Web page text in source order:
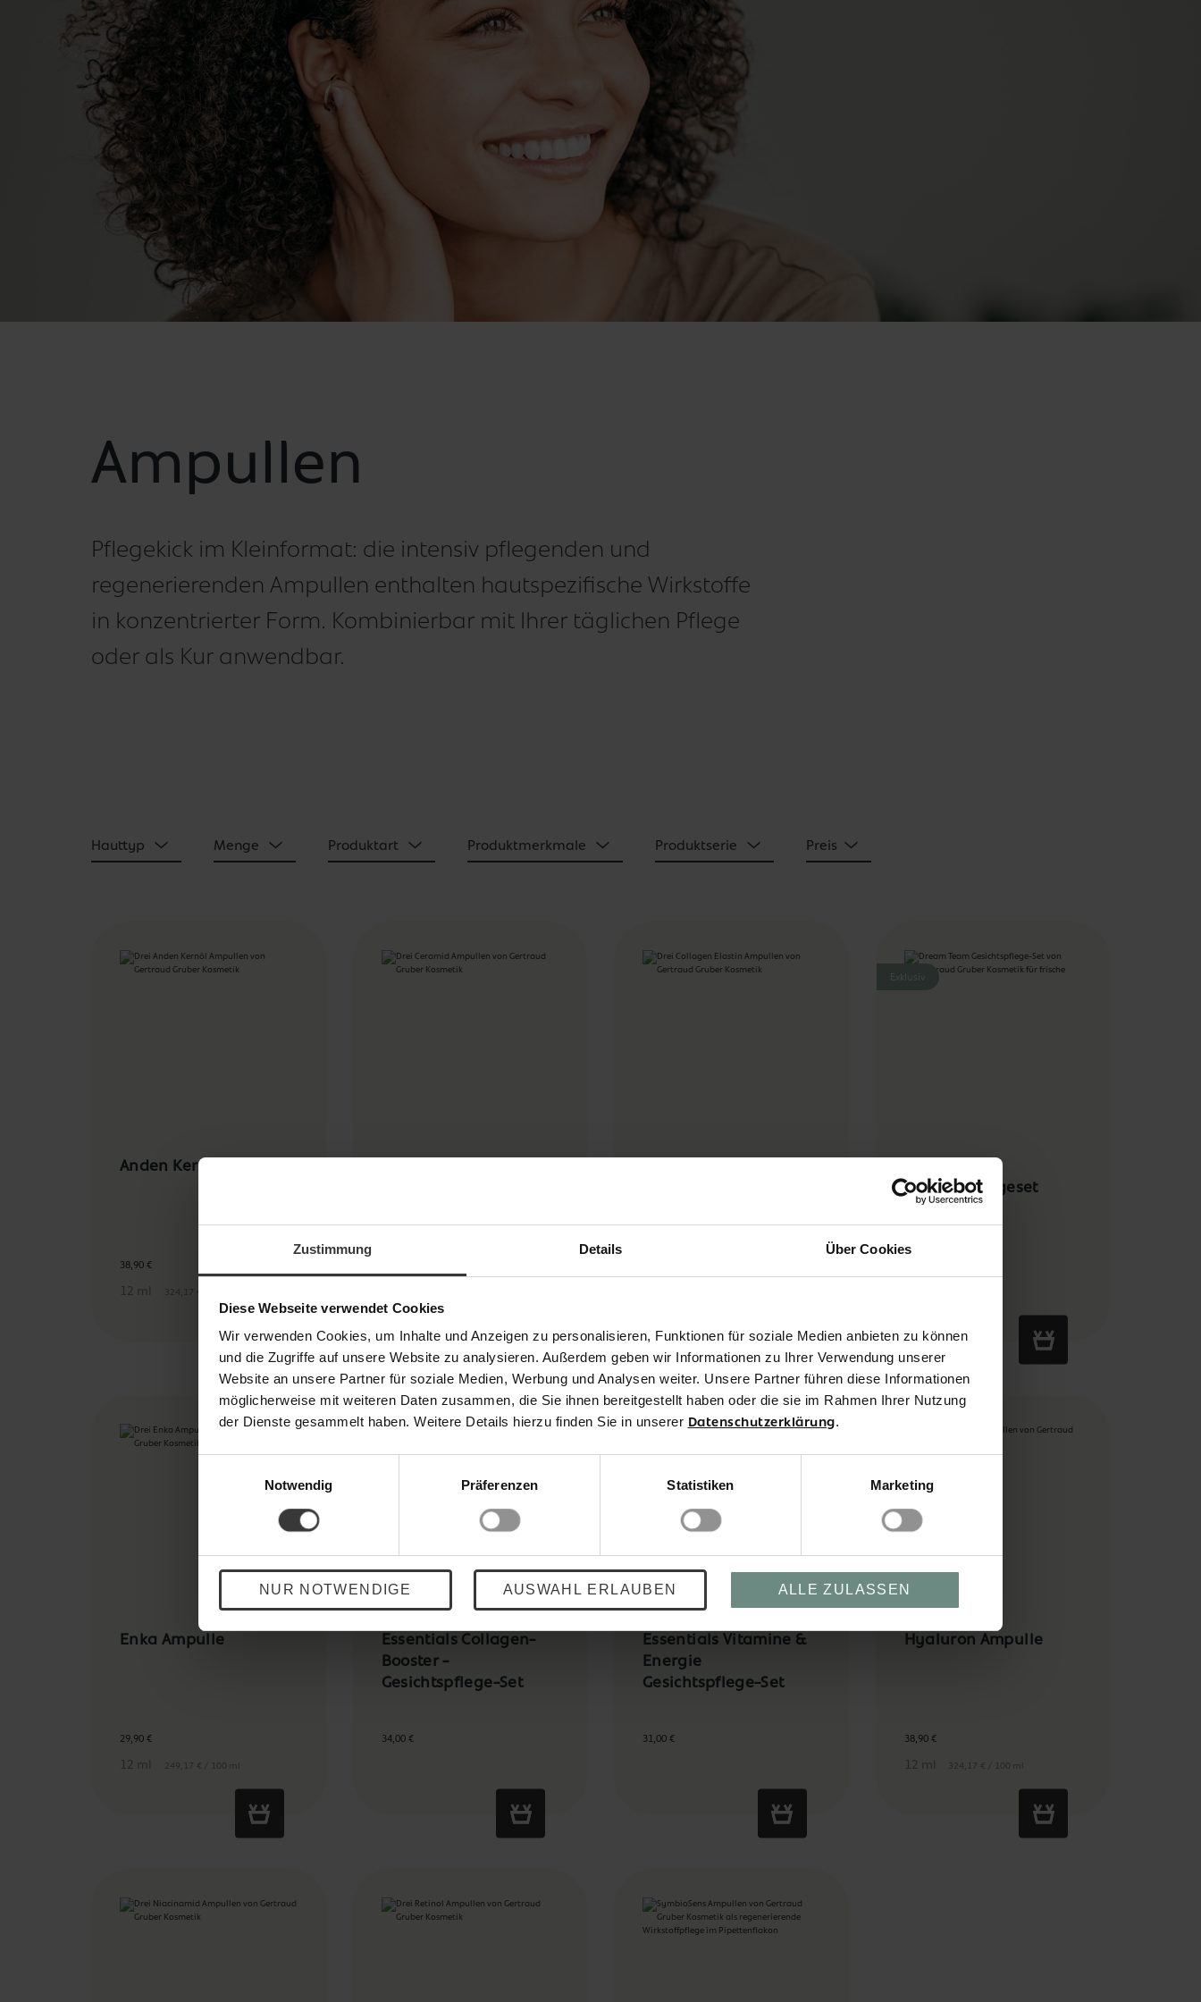
Zustimmung Details Über Cookies
Diese Webseite verwendet Cookies
Wir verwenden Cookies, um Inhalte und Anzeigen zu personalisieren, Funktionen für soziale Medien anbieten zu können
und die Zugriffe auf unsere Website zu analysieren. Außerdem geben wir Informationen zu Ihrer Verwendung unserer
Website an unsere Partner für soziale Medien, Werbung und Analysen weiter. Unsere Partner führen diese Informationen
möglicherweise mit weiteren Daten zusammen, die Sie ihnen bereitgestellt haben oder die sie im Rahmen Ihrer Nutzung
der Dienste gesammelt haben. Weitere Details hierzu finden Sie in unserer Datenschutzerklärung.
Notwendig
Präferenzen Statistiken Marketing
NUR NOTWENDIGE AUSWAHL ERLAUBEN ALLE ZULASSEN
Ampullen
Pflegekick im Kleinformat: die intensiv pflegenden und
regenerierenden Ampullen enthalten hautspezifische Wirkstoffe
in konzentrierter Form. Kombinierbar mit Ihrer täglichen Pflege
oder als Kur anwendbar.
Hauttyp Menge Produktart Produktmerkmale Produktserie Preis
Anden Kernöl Ampulle
12 ml
38,90 €
Exklusiv
Dream Team
Gesichtspflegeset
Enka Ampulle
12 ml 249,17 € / 100 ml
29,90 €
Essentials Collagen-
Booster -
Gesichtspflege-Set
34,00 €
Essentials Vitamine &
Energie
Gesichtspflege-Set
31,00 €
Hyaluron Ampulle
12 ml 324,17 € / 100 ml
38,90 €